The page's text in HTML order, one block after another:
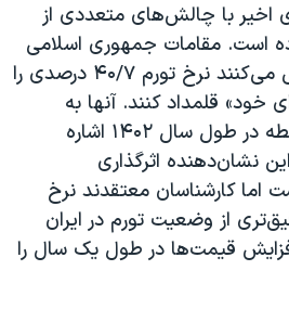
اخیر با چالش‌های متعددی از
است. مقامات جمهوری اسلامی
و رسانه‌های دولتی سعی می‌کنند نرخ تورم ۴۰/۷ درصدی را
خود» قلمداد کنند. آنها به
کاهش تورم نقطه به نقطه در طول سال ۱۴۰۲ اشاره
نشان‌دهنده اثرگذاری
کارشناسان معتقدند نرخ
از وضعیت تورم در ایران
قیمت‌ها در طول یک سال را